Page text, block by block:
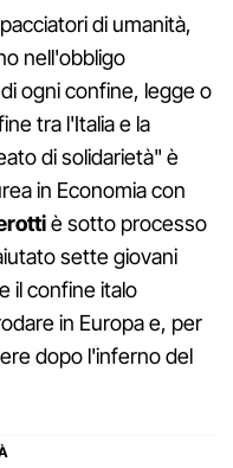
di umanità,
nell'obbligo
ogni confine, legge o
tra l'Italia e la
di solidarietà" è
in Economia con
è sotto processo
sette giovani
il confine italo
in Europa e, per
dopo l'inferno del